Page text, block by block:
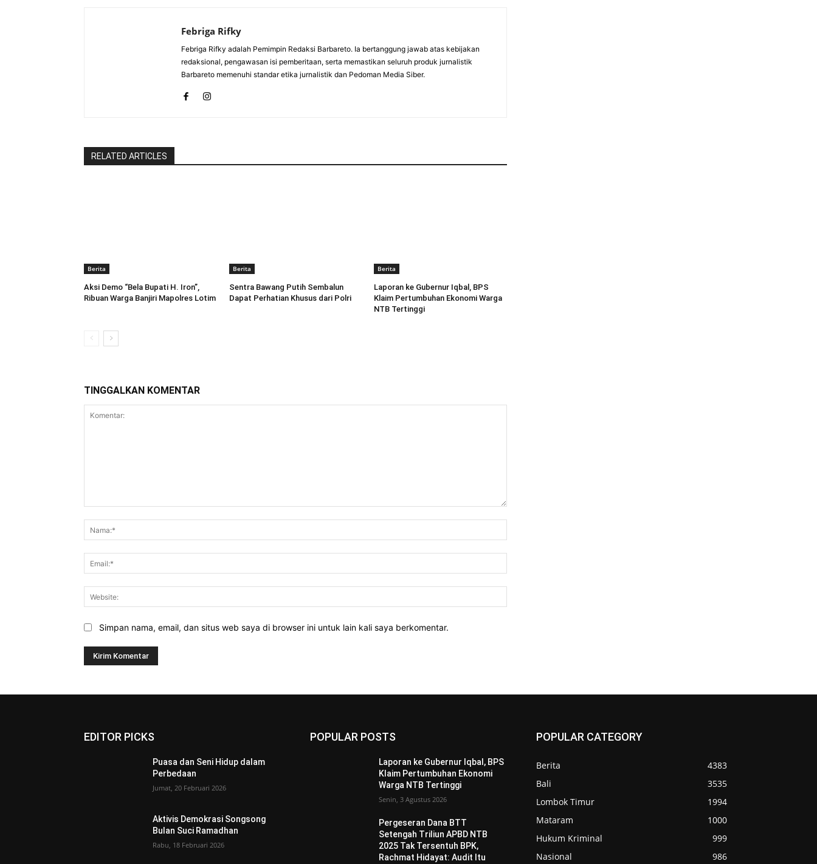
Febriga Rifky
Febriga Rifky adalah Pemimpin Redaksi Barbareto. Ia bertanggung jawab atas kebijakan
redaksional, pengawasan isi pemberitaan, serta memastikan seluruh produk jurnalistik
Barbareto memenuhi standar etika jurnalistik dan Pedoman Media Siber.
RELATED ARTICLES
Berita
Aksi Demo “Bela Bupati H. Iron”,
Ribuan Warga Banjiri Mapolres Lotim
Berita
Sentra Bawang Putih Sembalun
Dapat Perhatian Khusus dari Polri
Berita
Laporan ke Gubernur Iqbal, BPS
Klaim Pertumbuhan Ekonomi Warga
NTB Tertinggi
TINGGALKAN KOMENTAR
Simpan nama, email, dan situs web saya di browser ini untuk lain kali saya berkomentar.
EDITOR PICKS
Puasa dan Seni Hidup dalam
Perbedaan
Jumat, 20 Februari 2026
Aktivis Demokrasi Songsong
Bulan Suci Ramadhan
Rabu, 18 Februari 2026
POPULAR POSTS
Laporan ke Gubernur Iqbal, BPS
Klaim Pertumbuhan Ekonomi
Warga NTB Tertinggi
Senin, 3 Agustus 2026
Pergeseran Dana BTT
Setengah Triliun APBD NTB
2025 Tak Tersentuh BPK,
Rachmat Hidayat: Audit Itu
POPULAR CATEGORY
Berita
4383
Bali
3535
Lombok Timur
1994
Mataram
1000
Hukum Kriminal
999
Nasional
986